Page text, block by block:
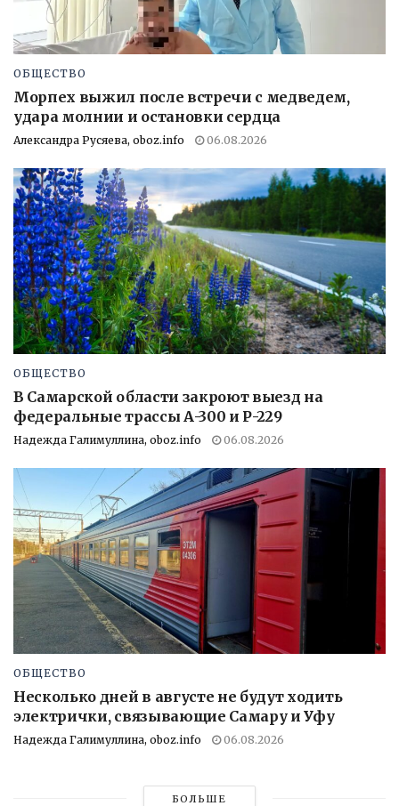
ОБЩЕСТВО
Морпех выжил после встречи с медведем,
удара молнии и остановки сердца
Александра Русяева, oboz.info 06.08.2026
ОБЩЕСТВО
В Самарской области закроют выезд на
федеральные трассы А-300 и Р-229
Надежда Галимуллина, oboz.info 06.08.2026
ОБЩЕСТВО
Несколько дней в августе не будут ходить
электрички, связывающие Самару и Уфу
Надежда Галимуллина, oboz.info 06.08.2026
БОЛЬШЕ